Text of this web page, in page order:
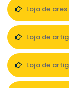
Loja de
Loja de
Loja de